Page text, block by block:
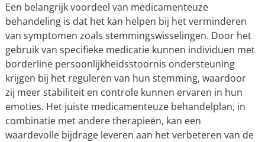
Een belangrijk voordeel van medicamenteuze
behandeling is dat het kan helpen bij het verminderen
van symptomen zoals stemmingswisselingen. Door het
gebruik van specifieke medicatie kunnen individuen met
borderline persoonlijkheidsstoornis ondersteuning
krijgen bij het reguleren van hun stemming, waardoor
zij meer stabiliteit en controle kunnen ervaren in hun
emoties. Het juiste medicamenteuze behandelplan, in
combinatie met andere therapieën, kan een
waardevolle bijdrage leveren aan het verbeteren van de